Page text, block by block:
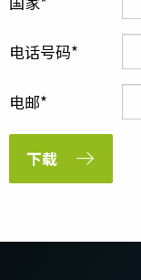
电话号码
电邮
下载